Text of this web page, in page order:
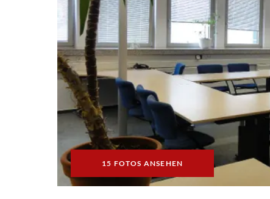
15 FOTOS ANSEHEN